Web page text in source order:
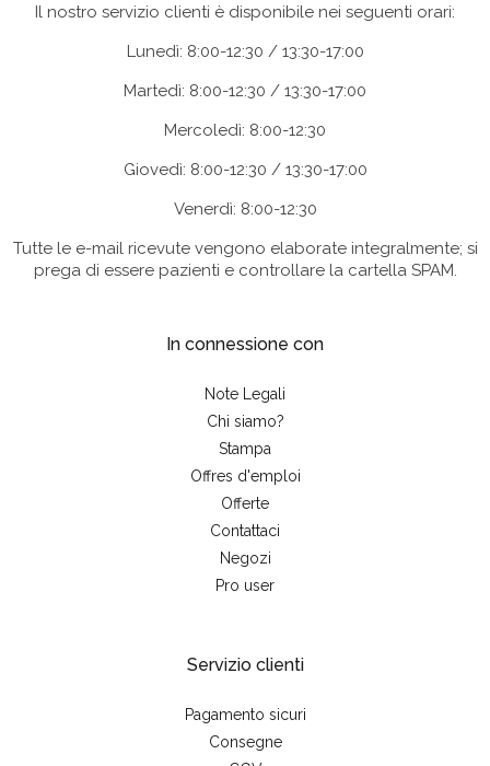
Il nostro servizio clienti è disponibile nei seguenti orari:
Lunedì: 8:00-12:30 / 13:30-17:00
Martedì: 8:00-12:30 / 13:30-17:00
Mercoledì: 8:00-12:30
Giovedì: 8:00-12:30 / 13:30-17:00
Venerdì: 8:00-12:30
Tutte le e-mail ricevute vengono elaborate integralmente; si
prega di essere pazienti e controllare la cartella SPAM.
In connessione con
Note Legali
Chi siamo?
Stampa
Offres d'emploi
Offerte
Contattaci
Negozi
Pro user
Servizio clienti
Pagamento sicuri
Consegne